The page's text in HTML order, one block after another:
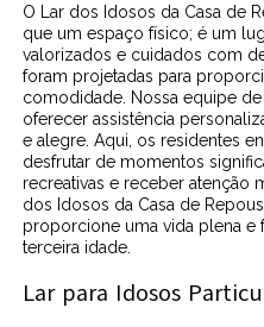
O Lar dos Idosos da Casa de
que um espaço físico; é um
valorizados e cuidados com
foram projetadas para
comodidade. Nossa equipe
oferecer assistência
e alegre. Aqui, os residentes
desfrutar de momentos
recreativas e receber atenção
dos Idosos da Casa de
proporcione uma vida plena e
terceira idade.
Lar para Idosos